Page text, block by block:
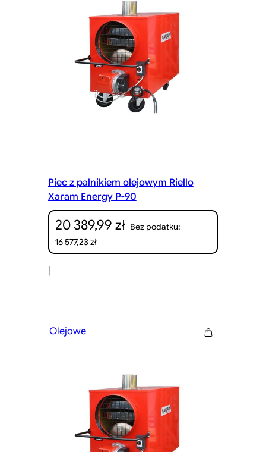
Piec z palnikiem olejowym Riello
Xaram Energy P-90
20 389,99 zł Bez podatku:
16 577,23 zł
|
Olejowe